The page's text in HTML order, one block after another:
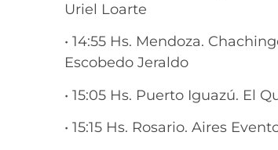
Uriel Loarte
• 14:55 Hs. Mendoza.
Escobedo Jeraldo
• 15:05 Hs. Puerto Iguazú. El
• 15:15 Hs. Rosario. Aires